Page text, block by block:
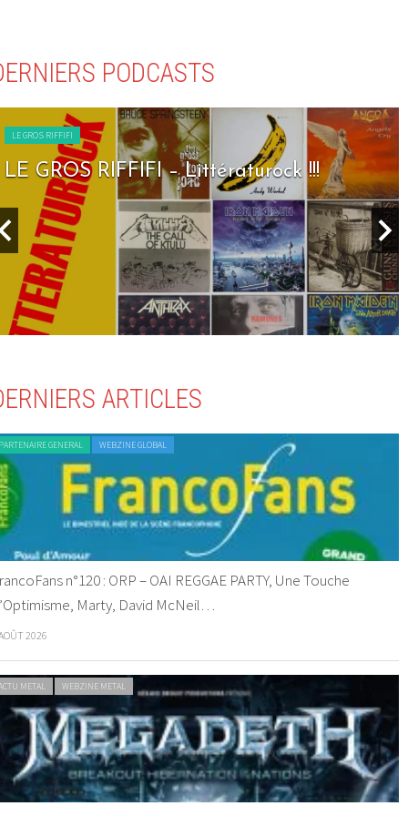
PODCASTS
!!!
LE GROS RIFFIFI
LE GROS RIFFIFI –
ARTICLES
GENERAL WEBZINE GLOBAL
n°120 : ORP – OAI REGGAE PARTY, Une Touche
Marty, David McNeil…
2026
METAL WEBZINE METAL